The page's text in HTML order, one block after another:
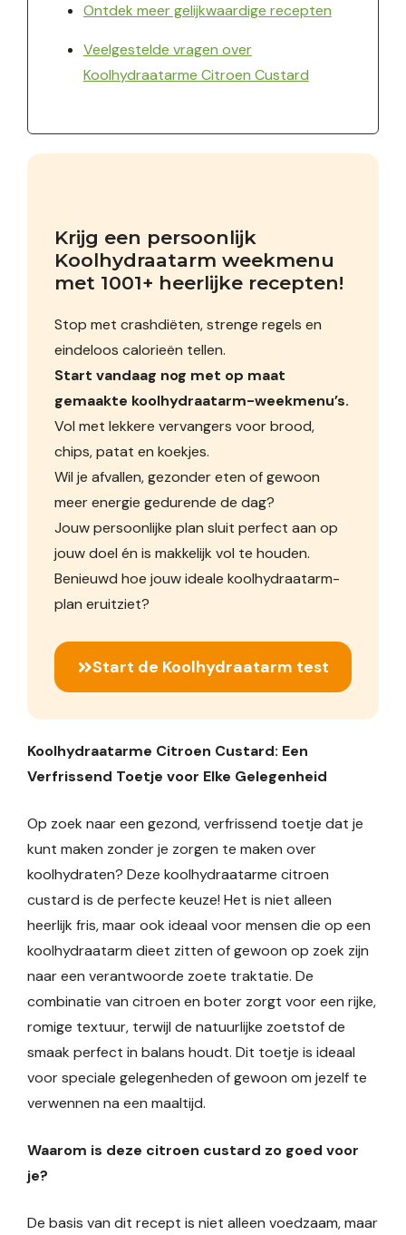
Ontdek meer gelijkwaardige recepten
Veelgestelde vragen over
Koolhydraatarme Citroen Custard
Krijg een persoonlijk
Koolhydraatarm weekmenu
met 1001+ heerlijke recepten!
Stop met crashdiëten, strenge regels en
eindeloos calorieën tellen.
Start vandaag nog met op maat
gemaakte koolhydraatarm-weekmenu’s.
Vol met lekkere vervangers voor brood,
chips, patat en koekjes.
Wil je afvallen, gezonder eten of gewoon
meer energie gedurende de dag?
Jouw persoonlijke plan sluit perfect aan op
jouw doel én is makkelijk vol te houden.
Benieuwd hoe jouw ideale koolhydraatarm-
plan eruitziet?
Start de Koolhydraatarm test
Koolhydraatarme Citroen Custard: Een
Verfrissend Toetje voor Elke Gelegenheid
Op zoek naar een gezond, verfrissend toetje dat je
kunt maken zonder je zorgen te maken over
koolhydraten? Deze koolhydraatarme citroen
custard is de perfecte keuze! Het is niet alleen
heerlijk fris, maar ook ideaal voor mensen die op een
koolhydraatarm dieet zitten of gewoon op zoek zijn
naar een verantwoorde zoete traktatie. De
combinatie van citroen en boter zorgt voor een rijke,
romige textuur, terwijl de natuurlijke zoetstof de
smaak perfect in balans houdt. Dit toetje is ideaal
voor speciale gelegenheden of gewoon om jezelf te
verwennen na een maaltijd.
Waarom is deze citroen custard zo goed voor
je?
De basis van dit recept is niet alleen voedzaam, maar